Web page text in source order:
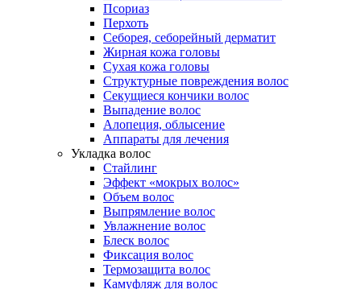
Псориаз
Перхоть
Себорея, себорейный дерматит
Жирная кожа головы
Сухая кожа головы
Структурные повреждения волос
Секущиеся кончики волос
Выпадение волос
Алопеция, облысение
Аппараты для лечения
Укладка волос
Стайлинг
Эффект «мокрых волос»
Объем волос
Выпрямление волос
Увлажнение волос
Блеск волос
Фиксация волос
Термозащита волос
Камуфляж для волос